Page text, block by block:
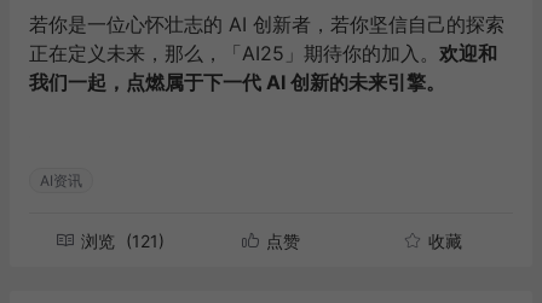
若你是一位心怀壮志的 AI 创新者，若你坚信自己的探索
正在定义未来，那么，「AI25」期待你的加入。 欢迎和
我们一起，点燃属于下一代 AI 创新的未来引擎。
AI资讯
浏览 (121) 点赞 收藏